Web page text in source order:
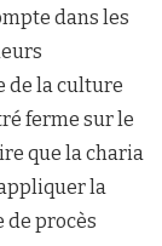
dans les
de la culture
ferme sur le
que la charia
la
de procès